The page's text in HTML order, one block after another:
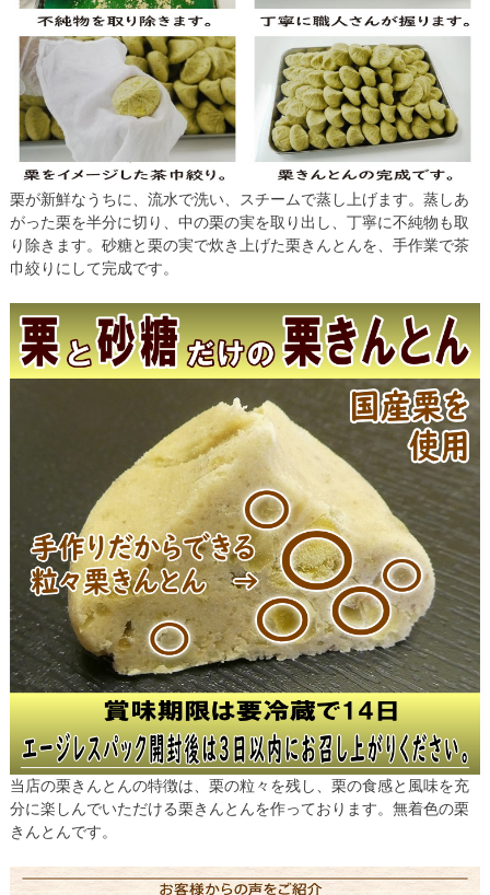
栗が新鮮なうちに、流水で洗い、スチームで蒸し上げます。蒸しあ
がった栗を半分に切り、中の栗の実を取り出し、丁寧に不純物も取
り除きます。砂糖と栗の実で炊き上げた栗きんとんを、手作業で茶
巾絞りにして完成です。
当店の栗きんとんの特徴は、栗の粒々を残し、栗の食感と風味を充
分に楽しんでいただける栗きんとんを作っております。無着色の栗
きんとんです。